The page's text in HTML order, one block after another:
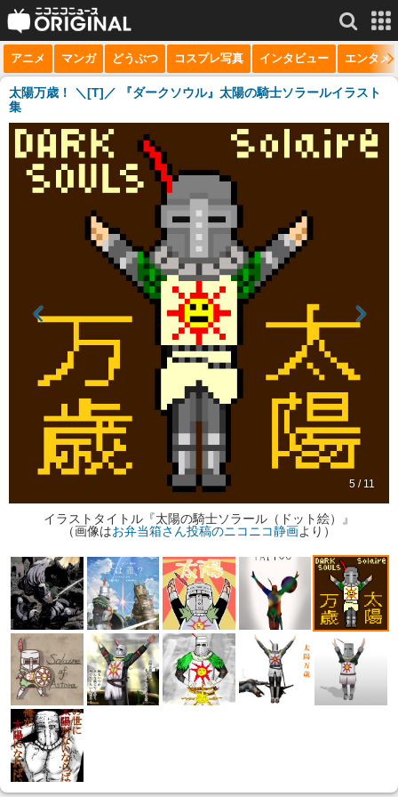
サービス一覧 もっと見る
niconico
動画
生放送
チャンネル
ニコニコQ
アニメ マンガ どうぶつ コスプレ写真 インタビュー エンタメ
太陽万歳！ ＼[T]／ 『ダークソウル』太陽の騎士ソラールイラスト
集
5 / 11
イラストタイトル『太陽の騎士ソラール（ドット絵）』
（画像はお弁当箱さん投稿のニコニコ静画より）